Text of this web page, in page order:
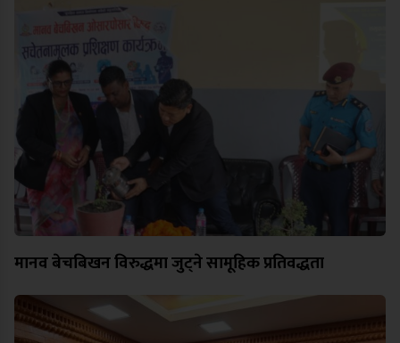
मानव बेचबिखन विरुद्धमा जुट्ने सामूहिक प्रतिवद्धता